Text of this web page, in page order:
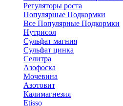
Регуляторы роста
Популярные Подкормки
Все Популярные Подкормки
Нутрисол
Сульфат магния
Сульфат цинка
Селитра
Азофоска
Мочевина
Азотовит
Калимагнезия
Etisso